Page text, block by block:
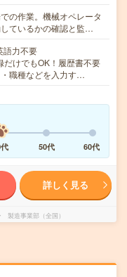
の作業。機械オペレータ
ているかの確認と監…
語力不要
けでもOK！履歴書不要
職種などを入力す…
50代 60代
詳しく見る
製造事業部（全国）